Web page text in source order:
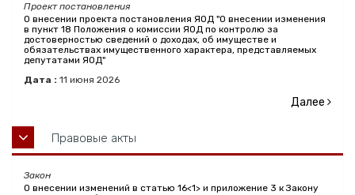
Проект постановления
О внесении проекта постановления ЯОД "О внесении изменения
в пункт 18 Положения о комиссии ЯОД по контролю за
достоверностью сведений о доходах, об имуществе и
обязательствах имущественного характера, представляемых
депутатами ЯОД"
Дата : 11 июня 2026
Далее
Правовые акты
Закон
О внесении изменений в статью 16<1> и приложение 3 к Закону